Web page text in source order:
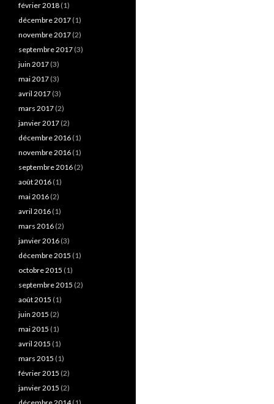
février 2018 (1)
décembre 2017 (1)
novembre 2017 (2)
septembre 2017 (3)
juin 2017 (3)
mai 2017 (3)
avril 2017 (3)
mars 2017 (2)
janvier 2017 (2)
décembre 2016 (1)
novembre 2016 (1)
septembre 2016 (2)
août 2016 (1)
mai 2016 (2)
avril 2016 (1)
mars 2016 (2)
janvier 2016 (3)
décembre 2015 (1)
octobre 2015 (1)
septembre 2015 (2)
août 2015 (1)
juin 2015 (2)
mai 2015 (1)
avril 2015 (1)
mars 2015 (1)
février 2015 (2)
janvier 2015 (2)